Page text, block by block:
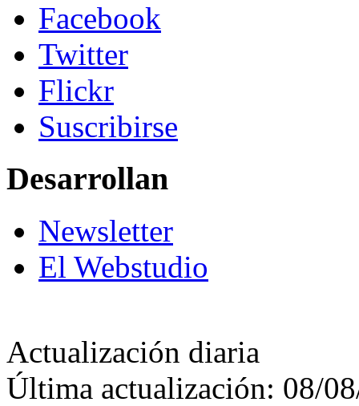
Facebook
Twitter
Flickr
Suscribirse
Desarrollan
Newsletter
El Webstudio
Actualización diaria
Última actualización: 08/